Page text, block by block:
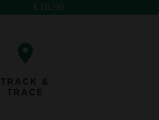
€ 16.96
TRACK &
TRACE